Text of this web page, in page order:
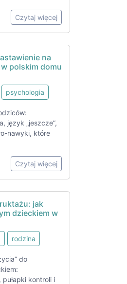
Czytaj więcej
na
polskim domu
psychologia
język „jeszcze”,
nawyki, które
Czytaj więcej
jak
dzieckiem w
rodzina
do
pułapki kontroli i